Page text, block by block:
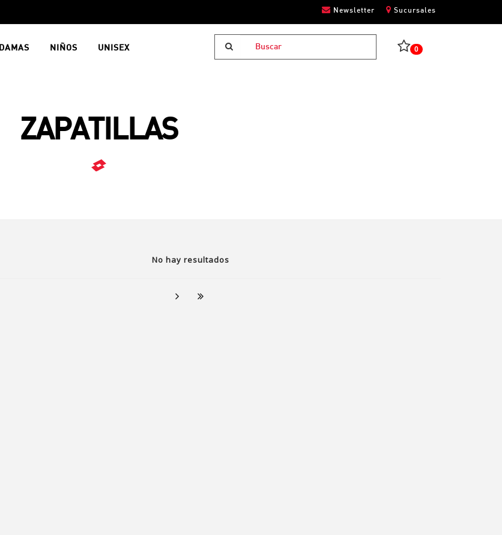
Newsletter Sucursales
0
DAMAS NIÑOS UNISEX
ZAPATILLAS
No hay resultados